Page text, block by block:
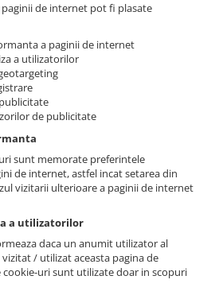
de internet pot fi plasate
a paginii de internet
a utilizatorilor
de publicitate
sunt memorate preferintele
de internet, astfel incat setarea din
vizitarii ulterioare a paginii de internet
a utilizatorilor
daca un anumit utilizator al
/ utilizat aceasta pagina de
uri sunt utilizate doar in scopuri